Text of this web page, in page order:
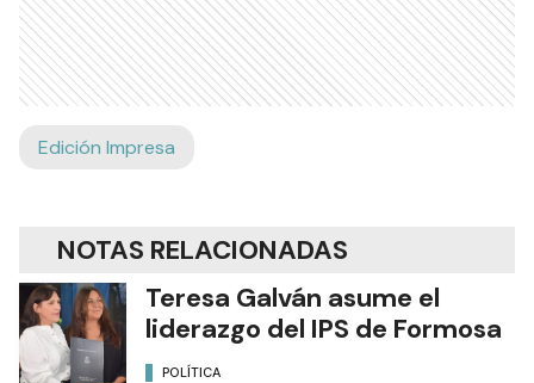
Edición Impresa
NOTAS RELACIONADAS
Teresa Galván asume el
liderazgo del IPS de Formosa
POLÍTICA